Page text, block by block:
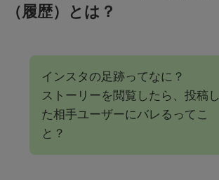
（履歴）とは？
インスタの足跡ってなに？
ストーリーを閲覧したら、投稿し
た相手ユーザーにバレるってこ
と？